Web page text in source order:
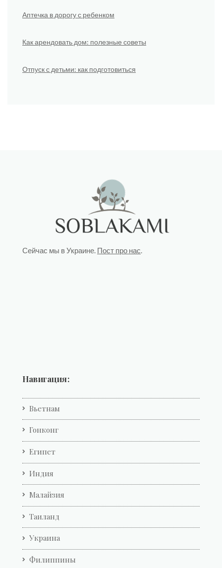
Аптечка в дорогу с ребенком
Как арендовать дом: полезные советы
Отпуск с детьми: как подготовиться
Сейчас мы в Украине. Пост про нас
Навигация:
Вьетнам
Гонконг
Египет
Индия
Малайзия
Таиланд
Украина
Филиппины